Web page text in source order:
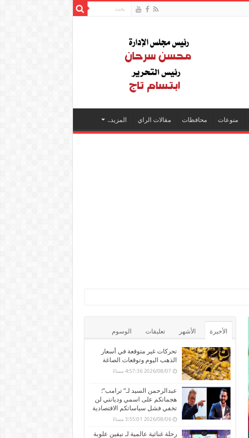
منوعات محافظات مقالات الراي المزيد..
الأخيرة الأشهر تعليقات الوسوم
تحركات غير متوقعة في أسعار
الذهب اليوم وتوقعات الصاغة
2026/08/07 4:57:36 مساءً
عبدالرحمن السيد لـ” ترامب”:
هجماتكم على اسمي وديانتي لن
تخفي فشل سياساتكم الاقتصادية
2026/08/06 3:55:01 مساءً
رحلة غنائية عالمية لـ نيفين علوبة